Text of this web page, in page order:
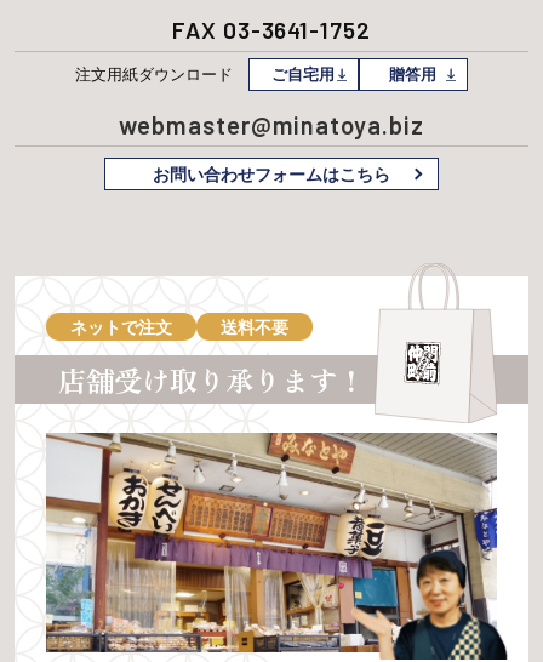
FAX 03-3641-1752
注文用紙ダウンロード ご自宅用 贈答用
webmaster@minatoya.biz
お問い合わせフォームはこちら
ネットで注文 送料不要
店舗受け取り承ります！